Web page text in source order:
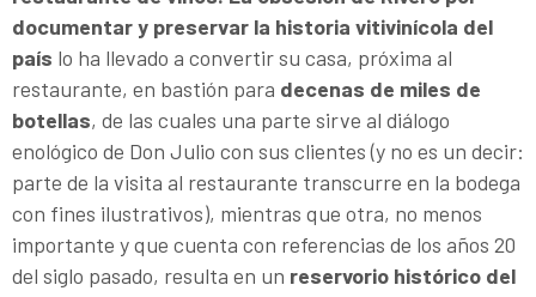
documentar y preservar la historia vitivinícola del
país lo ha llevado a convertir su casa, próxima al
restaurante, en bastión para decenas de miles de
botellas, de las cuales una parte sirve al diálogo
enológico de Don Julio con sus clientes (y no es un decir:
parte de la visita al restaurante transcurre en la bodega
con fines ilustrativos), mientras que otra, no menos
importante y que cuenta con referencias de los años 20
del siglo pasado, resulta en un reservorio histórico del